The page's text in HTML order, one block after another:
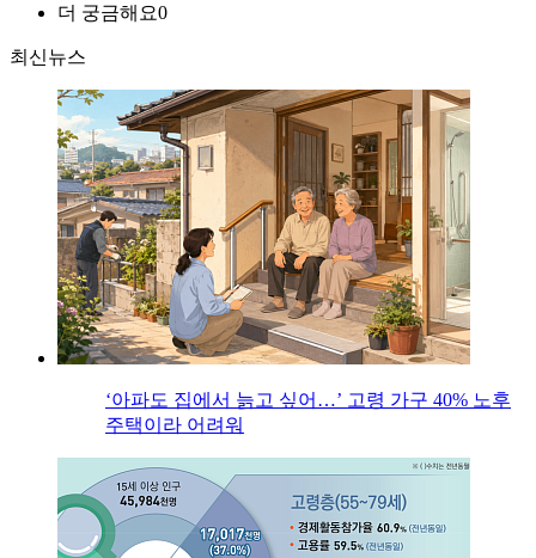
더 궁금해요0
최신뉴스
‘아파도 집에서 늙고 싶어…’ 고령 가구 40% 노후
주택이라 어려워